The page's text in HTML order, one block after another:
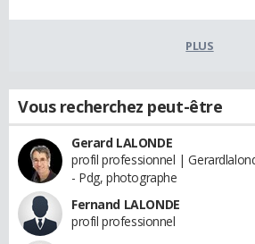
PLUS
Vous recherchez peut-être
Gerard LALONDE
profil professionnel |
- Pdg, photographe
Fernand LALONDE
profil professionnel